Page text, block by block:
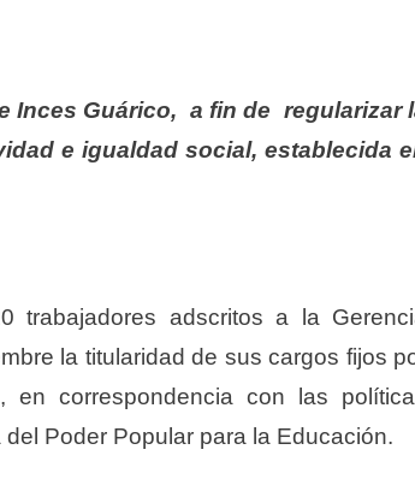
Inces Guárico, a fin de regularizar
e igualdad social, establecida
trabajadores adscritos a la
la titularidad de sus cargos fijos
en correspondencia con las
Poder Popular para la Educación.